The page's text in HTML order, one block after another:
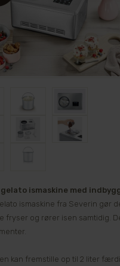
ismaskine med
ismaskine fra Severin gør
fryser og rører isen samtidig.
kan fremstille op til 2 liter